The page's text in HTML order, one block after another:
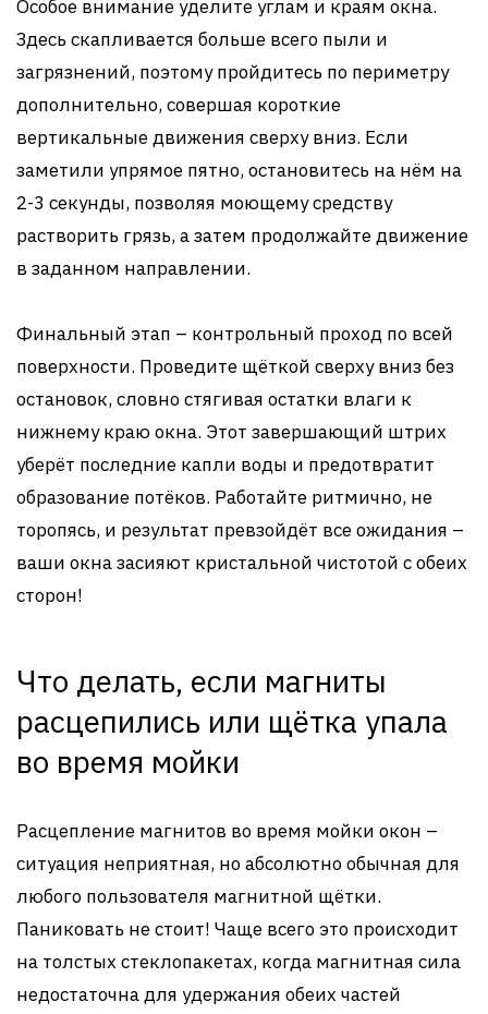
Особое внимание уделите углам и краям окна.
Здесь скапливается больше всего пыли и
загрязнений, поэтому пройдитесь по периметру
дополнительно, совершая короткие
вертикальные движения сверху вниз. Если
заметили упрямое пятно, остановитесь на нём на
2-3 секунды, позволяя моющему средству
растворить грязь, а затем продолжайте движение
в заданном направлении.
Финальный этап – контрольный проход по всей
поверхности. Проведите щёткой сверху вниз без
остановок, словно стягивая остатки влаги к
нижнему краю окна. Этот завершающий штрих
уберёт последние капли воды и предотвратит
образование потёков. Работайте ритмично, не
торопясь, и результат превзойдёт все ожидания –
ваши окна засияют кристальной чистотой с обеих
сторон!
Что делать, если магниты
расцепились или щётка упала
во время мойки
Расцепление магнитов во время мойки окон –
ситуация неприятная, но абсолютно обычная для
любого пользователя магнитной щётки.
Паниковать не стоит! Чаще всего это происходит
на толстых стеклопакетах, когда магнитная сила
недостаточна для удержания обеих частей